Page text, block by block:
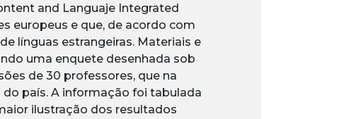
and Languaje Integrated
europeus e que, de acordo com
línguas estrangeiras. Materiais e
uma enquete desenhada sob
de 30 professores, que na
país. A informação foi tabulada
ilustração dos resultados